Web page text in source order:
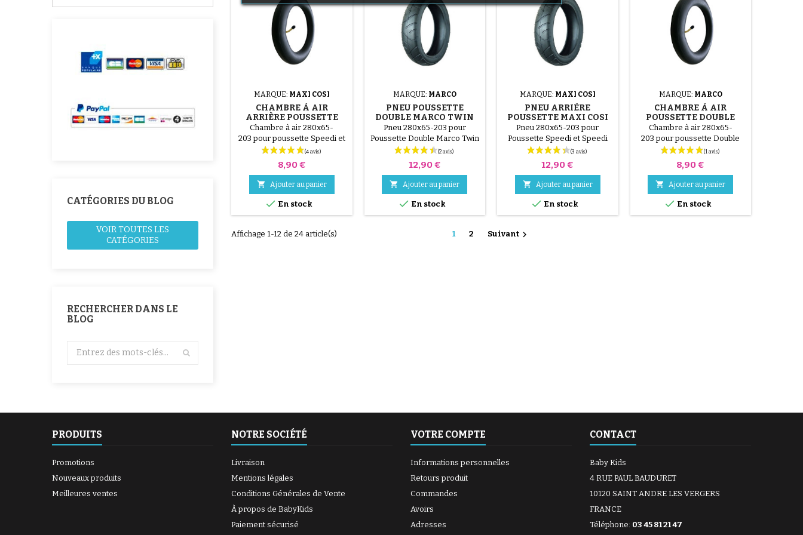
(1 avis)
(36 avis)
(1 avis)
CATÉGORIES DU BLOG
VOIR TOUTES LES
CATÉGORIES
RECHERCHER DANS LE
BLOG
MARQUE: MAXI COSI
CHAMBRE À AIR
ARRIÈRE POUSSETTE
MAXI COSI SPEEDI ET
SPEEDI SX
Chambre à air 280x65-
203 pour poussette Speedi et
Speedi Sx
Prix
8,90 €
 Ajouter au panier
 En stock
MARQUE: MARCO
PNEU POUSSETTE
DOUBLE MARCO TWIN
GO
Pneu 280x65-203 pour
Poussette Double Marco Twin
Go. Nos pneus sont
légèrement déformés, le
pneu reprend sa forme après
montage et mise en pression.
Prix
12,90 €
 Ajouter au panier
 En stock
MARQUE: MAXI COSI
PNEU ARRIÈRE
POUSSETTE MAXI COSI
SPEEDI
Pneu 280x65-203 pour
Poussette Speedi et Speedi
Sx.
Prix
12,90 €
 Ajouter au panier
 En stock
MARQUE: MARCO
CHAMBRE À AIR
POUSSETTE DOUBLE
MARCO TWIN GO
Chambre à air 280x65-
203 pour poussette Double
Marco Twin Go
Prix
8,90 €
 Ajouter au panier
 En stock
Affichage 1-12 de 24 article(s) 1 2 Suivant 
PRODUITS
Promotions
Nouveaux produits
Meilleures ventes
NOTRE SOCIÉTÉ
Livraison
Mentions légales
Conditions Générales de Vente
À propos de BabyKids
Paiement sécurisé
VOTRE COMPTE
Informations personnelles
Retours produit
Commandes
Avoirs
Adresses
CONTACT
Baby Kids
4 RUE PAUL BAUDURET
10120 SAINT ANDRE LES VERGERS
FRANCE
Téléphone: 03 45 81 21 47